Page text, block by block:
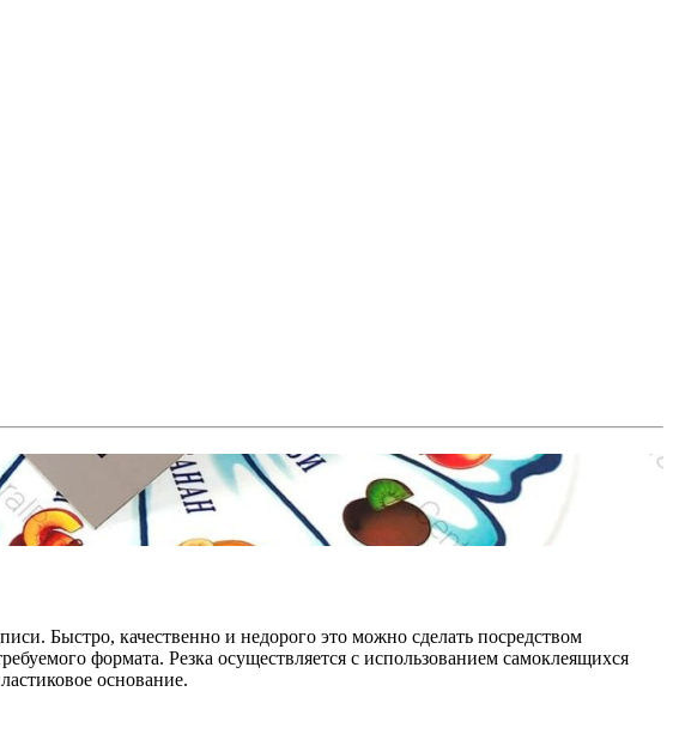
Быстро, качественно и недорого это можно сделать посредством
формата. Резка осуществляется с использованием самоклеящихся
основание.